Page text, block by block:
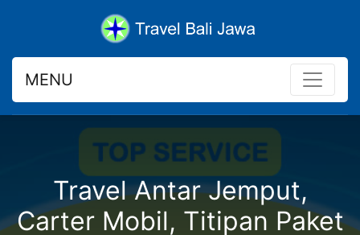
MENU
Travel Antar Jemput,
Carter Mobil, Titipan Paket